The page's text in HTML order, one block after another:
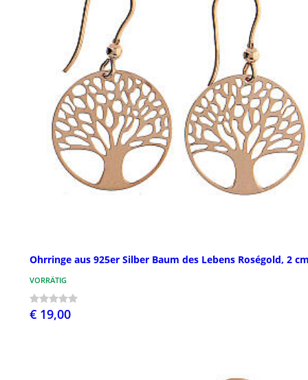
Ohrringe aus 925er Silber Baum des Lebens Roségold, 2
VORRÄTIG
€ 19,00